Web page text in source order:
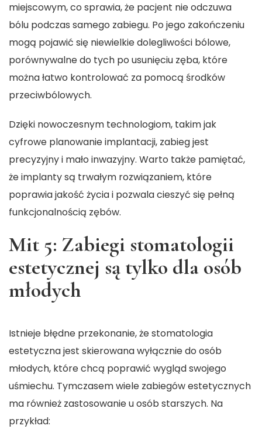
miejscowym, co sprawia, że pacjent nie odczuwa
bólu podczas samego zabiegu. Po jego zakończeniu
mogą pojawić się niewielkie dolegliwości bólowe,
porównywalne do tych po usunięciu zęba, które
można łatwo kontrolować za pomocą środków
przeciwbólowych.
Dzięki nowoczesnym technologiom, takim jak
cyfrowe planowanie implantacji, zabieg jest
precyzyjny i mało inwazyjny. Warto także pamiętać,
że implanty są trwałym rozwiązaniem, które
poprawia jakość życia i pozwala cieszyć się pełną
funkcjonalnością zębów.
Mit 5: Zabiegi stomatologii
estetycznej są tylko dla osób
młodych
Istnieje błędne przekonanie, że stomatologia
estetyczna jest skierowana wyłącznie do osób
młodych, które chcą poprawić wygląd swojego
uśmiechu. Tymczasem wiele zabiegów estetycznych
ma również zastosowanie u osób starszych. Na
przykład: